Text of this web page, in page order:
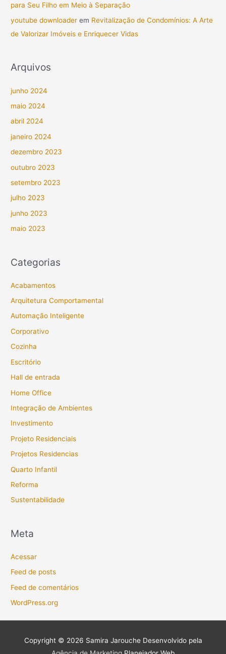
para Seu Filho em Meio à Separação
youtube downloader em Revitalização de Condomínios: A Arte
de Valorizar Imóveis e Enriquecer Vidas
Arquivos
junho 2024
maio 2024
abril 2024
janeiro 2024
dezembro 2023
outubro 2023
setembro 2023
julho 2023
junho 2023
maio 2023
Categorias
Acabamentos
Arquitetura Comportamental
Automação Inteligente
Corporativo
Cozinha
Escritório
Hall de entrada
Home Office
Integração de Ambientes
Investimento
Projeto Residenciais
Projetos Residencias
Quarto Infantil
Reforma
Sustentabilidade
Meta
Acessar
Feed de posts
Feed de comentários
WordPress.org
Copyright © 2026 Samira JaroucheDesenvolvido pela